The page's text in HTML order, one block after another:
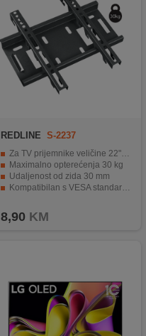
REDLINE S-2237
Za TV prijemnike veličine 22" - 37"
Maximalno opterećenja 30 kg
Udaljenost od zida 30 mm
Kompatibilan s VESA standardom
8,90 KM